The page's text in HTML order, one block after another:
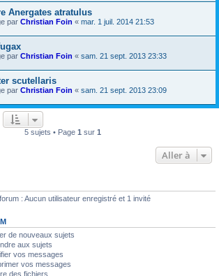
Anergates atratulus
par Christian Foin « mar. 1 juil. 2014 21:53
par Christian Foin « sam. 21 sept. 2013 23:33
scutellaris
par Christian Foin « sam. 21 sept. 2013 23:09
5 sujets • Page 1 sur 1
Aller à
: Aucun utilisateur enregistré et 1 invité
de nouveaux sujets
aux sujets
vos messages
vos messages
des fichiers